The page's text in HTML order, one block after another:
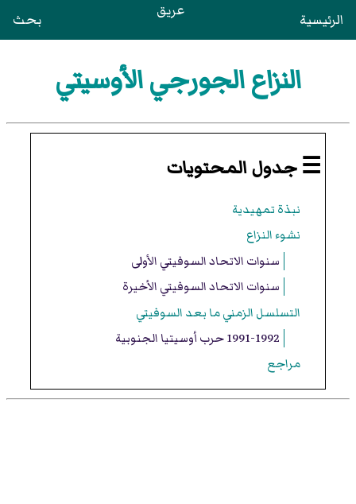
الرئيسية عريق بحث
النزاع الجورجي الأوسيتي
☰ جدول المحتويات
نبذة تمهيدية
نشوء النزاع
سنوات الاتحاد السوفيتي الأولى
سنوات الاتحاد السوفيتي الأخيرة
التسلسل الزمني ما بعد السوفيتي
1991-1992 حرب أوسيتيا الجنوبية
مراجع